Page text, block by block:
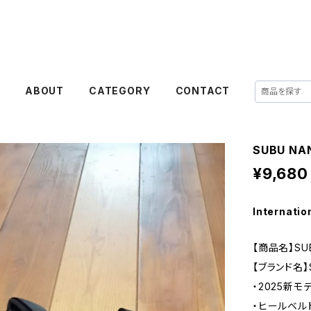
ABOUT CATEGORY CONTACT
SUBU
¥9,680
【商品名】
【ブランド名
・2025新モ
・ヒールベ